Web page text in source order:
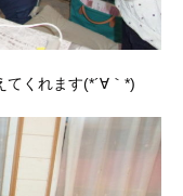
くれます(*´∀｀*)